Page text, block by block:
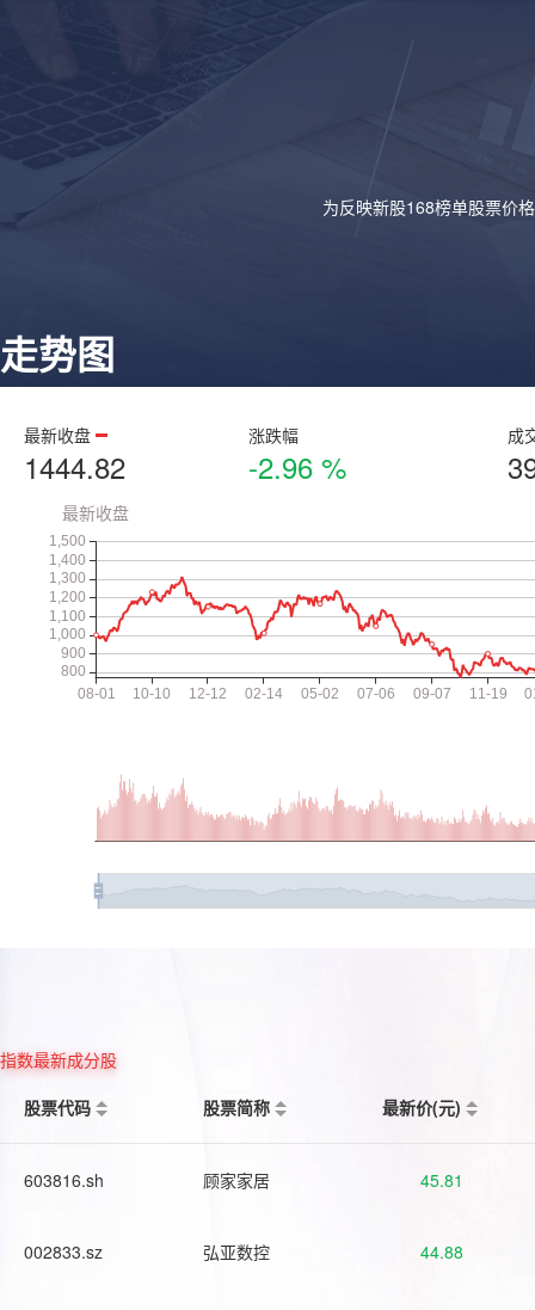
为反映新股168榜单股票价
走势图
最新收盘
1444.82
涨跌幅
-2.96 %
成
指数最新成分股
股票代码
股票简称 最新价(元)
603816.sh 顾家家居 45.81
002833.sz 弘亚数控 44.88